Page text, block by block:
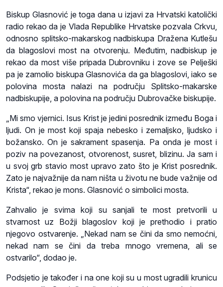
Biskup Glasnović je toga dana u izjavi za Hrvatski katolički
radio rekao da je Vlada Republike Hrvatske pozvala Crkvu,
odnosno splitsko-makarskog nadbiskupa Dražena Kutlešu
da blagoslovi most na otvorenju. Međutim, nadbiskup je
rekao da most više pripada Dubrovniku i zove se Pelješki
pa je zamolio biskupa Glasnovića da ga blagoslovi, iako se
polovina mosta nalazi na području Splitsko-makarske
nadbiskupije, a polovina na području Dubrovačke biskupije.
„Mi smo vjernici. Isus Krist je jedini posrednik između Boga i
ljudi. On je most koji spaja nebesko i zemaljsko, ljudsko i
božansko. On je sakrament spasenja. Pa onda je most i
poziv na povezanost, otvorenost, susret, blizinu. Ja sam i
u svoj grb stavio most upravo zato što je Krist posrednik.
Zato je najvažnije da nam ništa u životu ne bude važnije od
Krista“, rekao je mons. Glasnović o simbolici mosta.
Zahvalio je svima koji su sanjali te most pretvorili u
stvarnost uz Božji blagoslov koji je prethodio i pratio
njegovo ostvarenje. „Nekad nam se čini da smo nemoćni,
nekad nam se čini da treba mnogo vremena, ali se
ostvarilo“, dodao je.
Podsjetio je također i na one koji su u most ugradili krunicu